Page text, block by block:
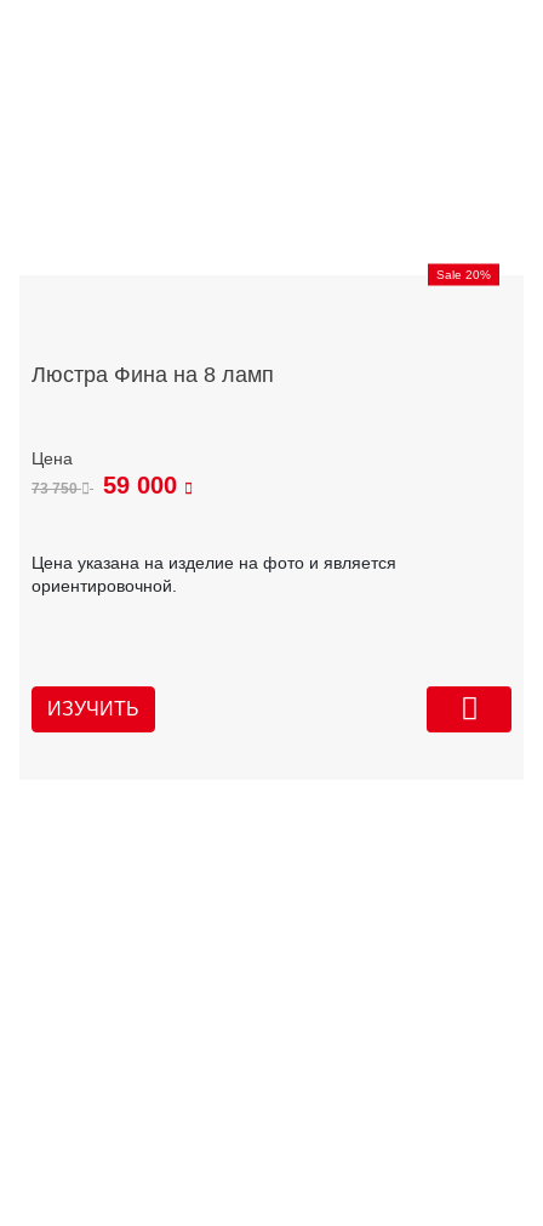
Sale 20%
Люстра Фина на 8 ламп
73 750 59 000
Цена указана на изделие на фото и является
ориентировочной.
ИЗУЧИТЬ